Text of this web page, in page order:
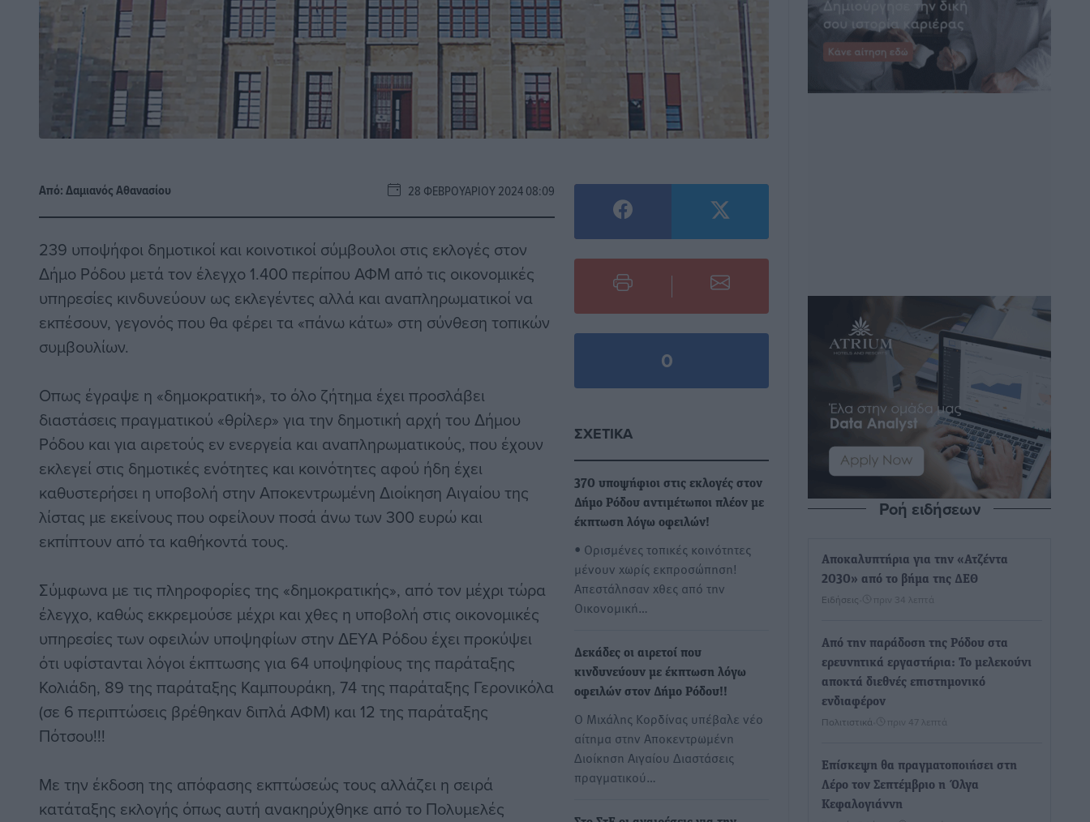
Από:Δαμιανός Αθανασίου 28 ΦΕΒΡΟΥΑΡΊΟΥ 2024 08:09
239 υποψήφοι δημοτικοί και κοινοτικοί σύμβουλοι στις εκλογές στον
Δήμο Ρόδου μετά τον έλεγχο 1.400 περίπου ΑΦΜ από τις οικονομικές
υπηρεσίες κινδυνεύουν ως εκλεγέντες αλλά και αναπληρωματικοί να
εκπέσουν, γεγονός που θα φέρει τα «πάνω κάτω» στη σύνθεση τοπικών
συμβουλίων.
Οπως έγραψε η «δημοκρατική», το όλο ζήτημα έχει προσλάβει
διαστάσεις πραγματικού «θρίλερ» για την δημοτική αρχή του Δήμου
Ρόδου και για αιρετούς εν ενεργεία και αναπληρωματικούς, που έχουν
εκλεγεί στις δημοτικές ενότητες και κοινότητες αφού ήδη έχει
καθυστερήσει η υποβολή στην Αποκεντρωμένη Διοίκηση Αιγαίου της
λίστας με εκείνους που οφείλουν ποσά άνω των 300 ευρώ και
εκπίπτουν από τα καθήκοντά τους.
Σύμφωνα με τις πληροφορίες της «δημοκρατικής», από τον μέχρι τώρα
έλεγχο, καθώς εκκρεμούσε μέχρι και χθες η υποβολή στις οικονομικές
υπηρεσίες των οφειλών υποψηφίων στην ΔΕΥΑ Ρόδου έχει προκύψει
ότι υφίστανται λόγοι έκπτωσης για 64 υποψηφίους της παράταξης
Κολιάδη, 89 της παράταξης Καμπουράκη, 74 της παράταξης Γερονικόλα
(σε 6 περιπτώσεις βρέθηκαν διπλά ΑΦΜ) και 12 της παράταξης
Πότσου!!!
Με την έκδοση της απόφασης εκπτώσεώς τους αλλάζει η σειρά
κατάταξης εκλογής όπως αυτή ανακηρύχθηκε από το Πολυμελές
0
ΣΧΕΤΙΚΆ
370 υποψήφιοι στις εκλογές στον
Δήμο Ρόδου αντιμέτωποι πλέον με
έκπτωση λόγω οφειλών!
• Ορισμένες τοπικές κοινότητες
μένουν χωρίς εκπροσώπηση!
Απεστάλησαν χθες από την
Οικονομική…
Δεκάδες οι αιρετοί που
κινδυνεύουν με έκπτωση λόγω
οφειλών στον Δήμο Ρόδου!!
Ο Μιχάλης Κορδίνας υπέβαλε νέο
αίτημα στην Αποκεντρωμένη
Διοίκηση Αιγαίου Διαστάσεις
πραγματικού…
Ροή ειδήσεων
Αποκαλυπτήρια για την «Ατζέντα
2030» από το βήμα της ΔΕΘ
Ειδήσεις πριν 34 λεπτά
Από την παράδοση της Ρόδου στα
ερευνητικά εργαστήρια: Το μελεκούνι
αποκτά διεθνές επιστημονικό
ενδιαφέρον
Πολιτιστικά πριν 47 λεπτά
Επίσκεψη θα πραγματοποιήσει στη
Λέρο τον Σεπτέμβριο η Όλγα
Κεφαλογιάννη